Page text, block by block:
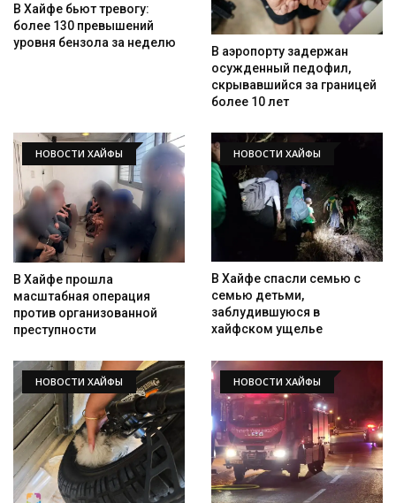
Искать
В Хайфе бьют тревогу:
более 130 превышений
уровня бензола за неделю
В аэропорту задержан
осужденный педофил,
скрывавшийся за границей
более 10 лет
НОВОСТИ ХАЙФЫ
В Хайфе прошла
масштабная операция
против организованной
преступности
НОВОСТИ ХАЙФЫ
В Хайфе спасли семью с
семью детьми,
заблудившуюся в
хайфском ущелье
НОВОСТИ ХАЙФЫ НОВОСТИ ХАЙФЫ